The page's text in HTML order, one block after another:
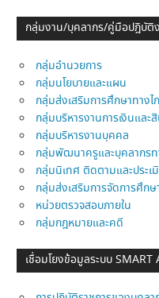
กลุ่มงาน/บุคลากร/คู่มือปฎิบัติ
กลุ่มอำนวยการ
กลุ่มนโยบายและแผน
กลุ่มส่งเสริมการศึกษาทางไ
กลุ่มบริหารงานการเงินและ
กลุ่มบริหารงานบุคคล
กลุ่มพัฒนาครูและบุคลากรท
กลุ่มนิเทศ ติดตามและประเ
กลุ่มส่งเสริมการจัดการศึกษ
หน่วยตรวจสอบภายใน
กลุ่มกฎหมายและคดี
เชื่อมโยงข้อมูลระบบ SMART